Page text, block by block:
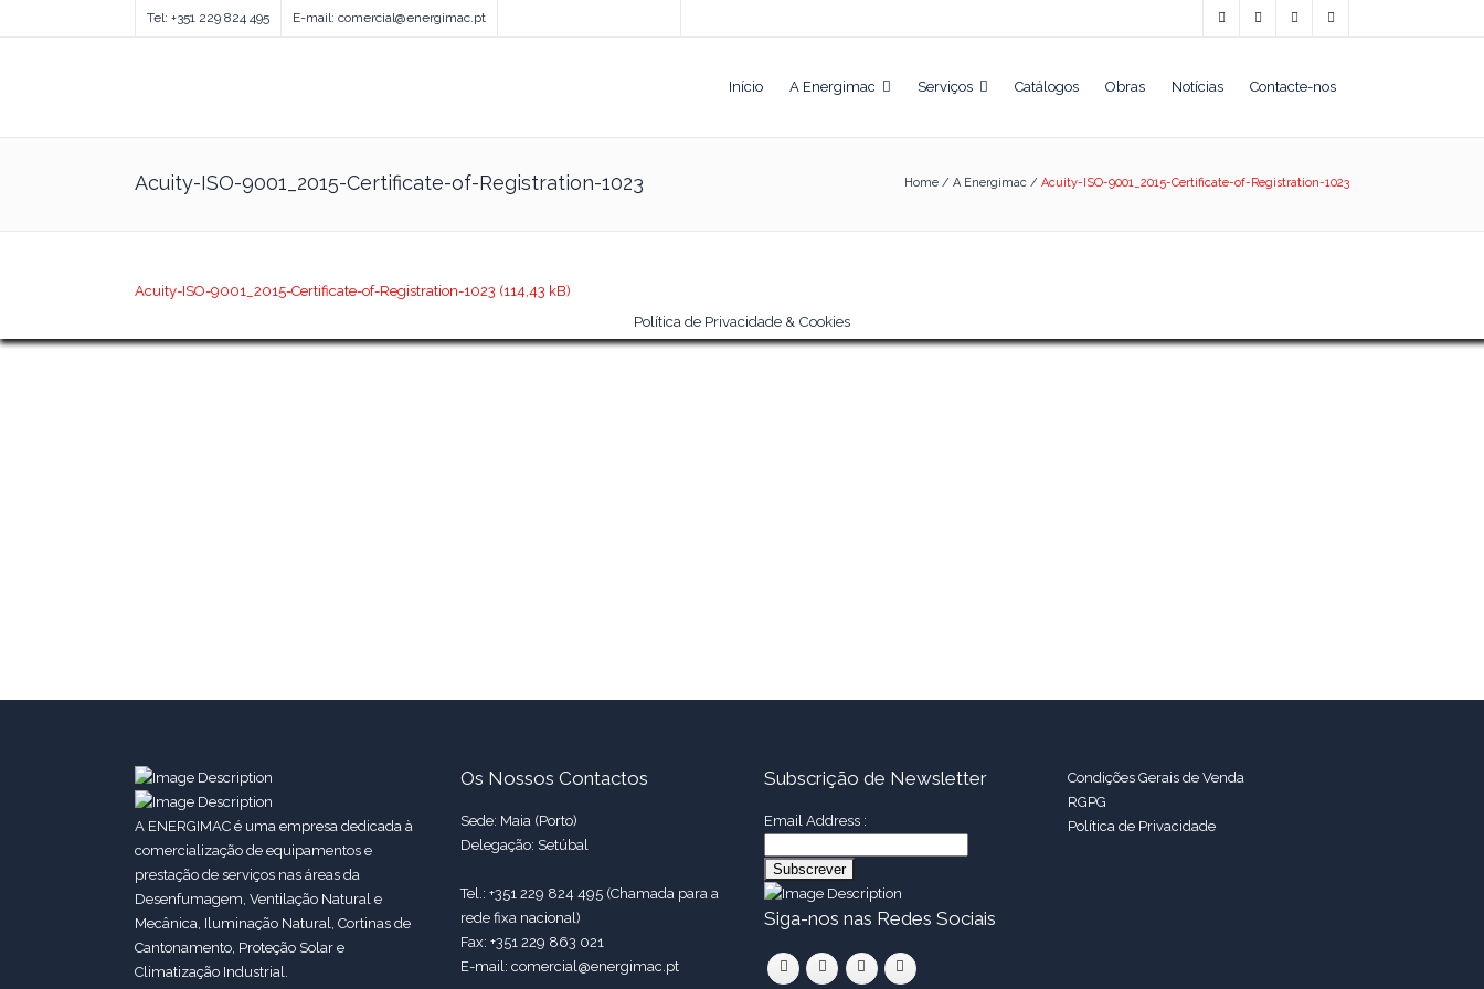
Tel: +351 229 824 495 E-mail: comercial@energimac.pt
Início A Energimac Serviços Catálogos Obras Notícias Contacte-nos
Acuity-ISO-9001_2015-Certificate-of-Registration-1023 Home / A Energimac / Acuity-ISO-9001_2015-Certificate-of-Registration-1023
Acuity-ISO-9001_2015-Certificate-of-Registration-1023
A ENERGIMAC é uma empresa dedicada à
comercialização de equipamentos e
prestação de serviços nas áreas da
Desenfumagem, Ventilação Natural e
Mecânica, Iluminação Natural, Cortinas de
Cantonamento, Proteção Solar e
Climatização Industrial.
Os Nossos Contactos
Sede: Maia (Porto)
Delegação: Setúbal
Tel.: +351 229 824 495 (Chamada para a
rede fixa nacional)
Fax: +351 229 863 021
E-mail: comercial@energimac.pt
Subscrição de Newsletter
Email Address :
Siga-nos nas Redes Sociais
Condições Gerais de Venda
RGPG
Política de Privacidade
Política de Privacidade & Cookies